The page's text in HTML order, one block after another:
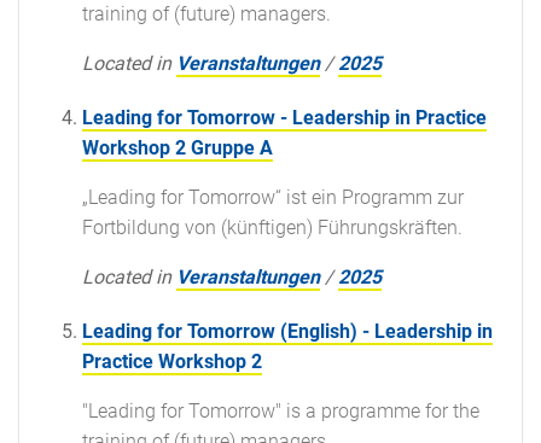
training of (future) managers.
Located in Veranstaltungen /2025
Leading for Tomorrow - Leadership in Practice
Workshop 2 Gruppe A
„Leading for Tomorrow“ ist ein Programm zur
Fortbildung von (künftigen) Führungskräften.
Located in Veranstaltungen /2025
Leading for Tomorrow (English) - Leadership in
Practice Workshop 2
"Leading for Tomorrow" is a programme for the